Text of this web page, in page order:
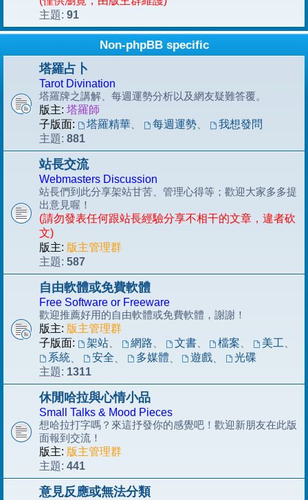
主題: 91
Non-phpBB specific
塔羅占卜
Tarot Divination
塔羅牌之講解、每週運勢分析以及網友疑難答覆。
版主: 塔羅師
子版面:
塔羅精華、 每週運勢、
我想發問
主題: 881
站長交流
Webmasters Discussion
站長們到此分享架站甘苦、管理心得等；歡迎大家多多提
出意見喔！
(請勿發表任何跟站長經驗分享不相干的文章，違者砍
文)
版主: 版主管理群
主題: 587
自由軟體或免費軟體
Free Software or Freeware
歡迎推薦好用的自由軟體或免費軟體，謝謝！
版主: 版主管理群
子版面:
架站、 網路 文書、 檔案 美工
系統、 安全 多媒體 遊戲
光碟
主題: 1311
休閒哈拉與心情小品
Small Talks & Mood Pieces
想哈拉打字嗎？來這抒發你的感覺吧！歡迎新朋友在此版
面報到交流！
版主: 版主管理群
主題: 441
意見反應或無法分類